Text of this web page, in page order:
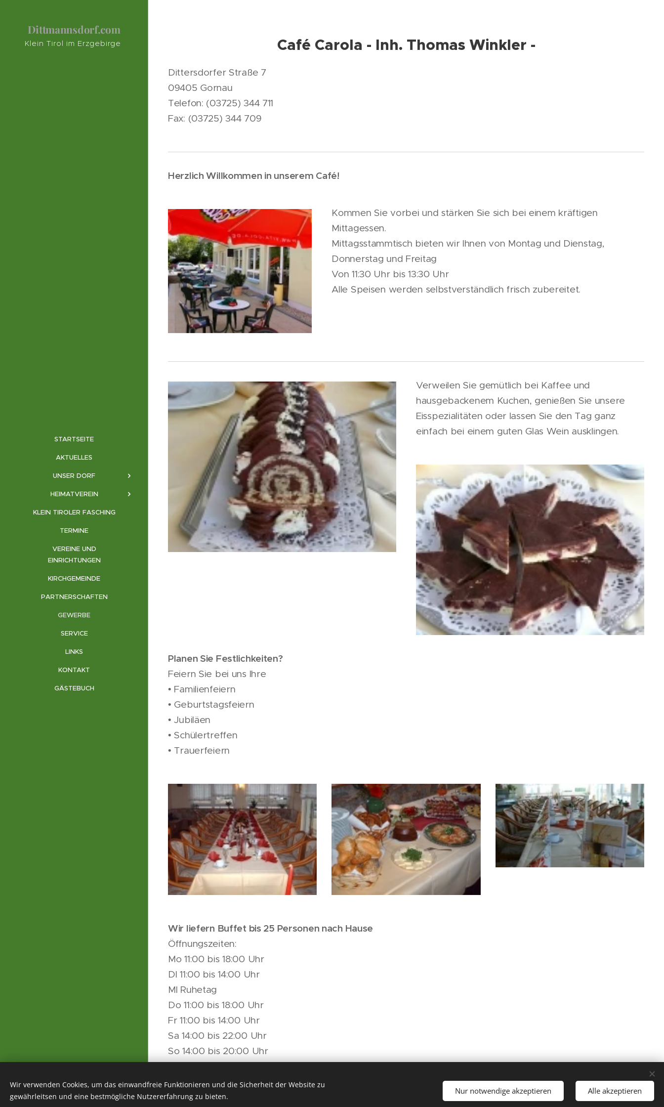
Dittmannsdorf.com
Klein Tirol im Erzgebirge
STARTSEITE
AKTUELLES
UNSER DORF
HEIMATVEREIN
KLEIN TIROLER FASCHING
TERMINE
VEREINE UND
EINRICHTUNGEN
KIRCHGEMEINDE
PARTNERSCHAFTEN
GEWERBE
SERVICE
LINKS
KONTAKT
GÄSTEBUCH
Café Carola - Inh. Thomas Winkler -
Dittersdorfer Straße 7
09405 Gornau
Telefon: (03725) 344 711
Fax: (03725) 344 709
Herzlich Willkommen in unserem Café!
Kommen Sie vorbei und stärken Sie sich bei einem kräftigen
Mittagessen.
Mittagsstammtisch bieten wir Ihnen von Montag und Dienstag,
Donnerstag und Freitag
Von 11:30 Uhr bis 13:30 Uhr
Alle Speisen werden selbstverständlich frisch zubereitet.
Verweilen Sie gemütlich bei Kaffee und
hausgebackenem Kuchen, genießen Sie unsere
Eisspezialitäten oder lassen Sie den Tag ganz
einfach bei einem guten Glas Wein ausklingen.
Planen Sie Festlichkeiten?
Feiern Sie bei uns Ihre
• Familienfeiern
• Geburtstagsfeiern
• Jubiläen
• Schülertreffen
• Trauerfeiern
Wir liefern Buffet bis 25 Personen nach Hause
Öffnungszeiten:
Mo 11:00 bis 18:00 Uhr
DI 11:00 bis 14:00 Uhr
MI Ruhetag
Do 11:00 bis 18:00 Uhr
Fr 11:00 bis 14:00 Uhr
Sa 14:00 bis 22:00 Uhr
So 14:00 bis 20:00 Uhr
und nach Vereinbarung!
Impressum
Wir verwenden Cookies, um das einwandfreie Funktionieren und die Sicherheit der Website zu
gewährleitsen und eine bestmögliche Nutzererfahrung zu bieten.
Nur notwendige akzeptieren Alle akzeptieren